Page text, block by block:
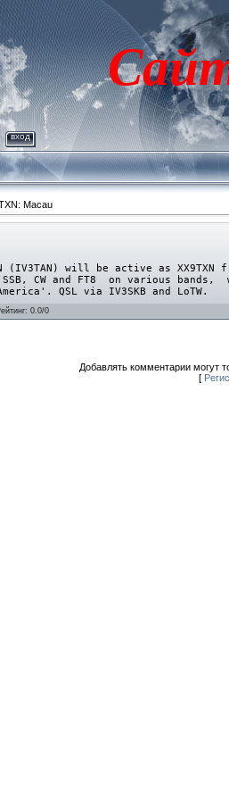
вход
Macau
will be active as XX9TXN
CW and FT8 on various bands,
QSL via IV3SKB and LoTW.
0.0/0
Добавлять комментарии могут
[